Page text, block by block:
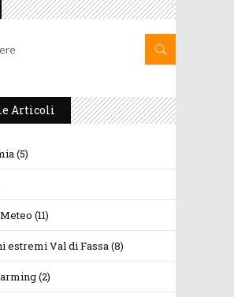
Articoli
(5)
(11)
estremi Val di Fassa(8)
(2)